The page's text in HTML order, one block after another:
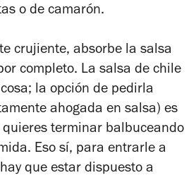
o de camarón.
crujiente, absorbe la salsa
completo. La salsa de chile
la opción de pedirla
ahogada en salsa) es
terminar balbuceando
Eso sí, para entrarle a
que estar dispuesto a